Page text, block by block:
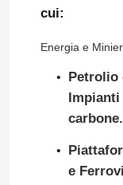
cui:
Energia e
Petrolio
carbone.
e